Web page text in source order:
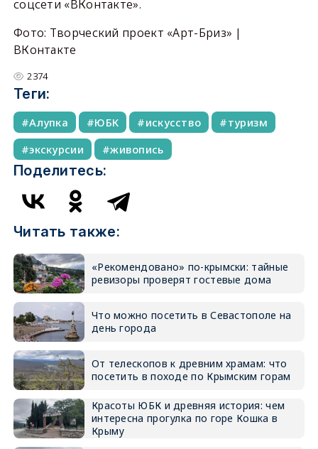
соцсети «ВКонтакте».
Фото: Творческий проект «Арт-Бриз» |
ВКонтакте
2374
Теги:
Алупка ЮБК искусство
туризм
экскурсии
живопись
Поделитесь:
Читать также:
«Рекомендовано» по-крымски: тайные
ревизоры проверят гостевые дома
Что можно посетить в Севастополе на
день города
От телескопов к древним храмам: что
посетить в походе по Крымским горам
Красоты ЮБК и древняя история: чем
интересна прогулка по горе Кошка в
Крыму